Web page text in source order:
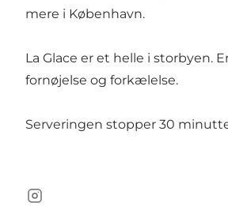
mere i København.
La Glace er et helle i storbyen.
fornøjelse og forkælelse.
Serveringen stopper 30